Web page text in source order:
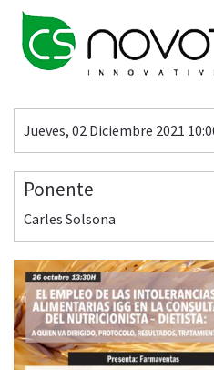
Jueves, 02 Diciembre 2021
Ponente
Carles Solsona